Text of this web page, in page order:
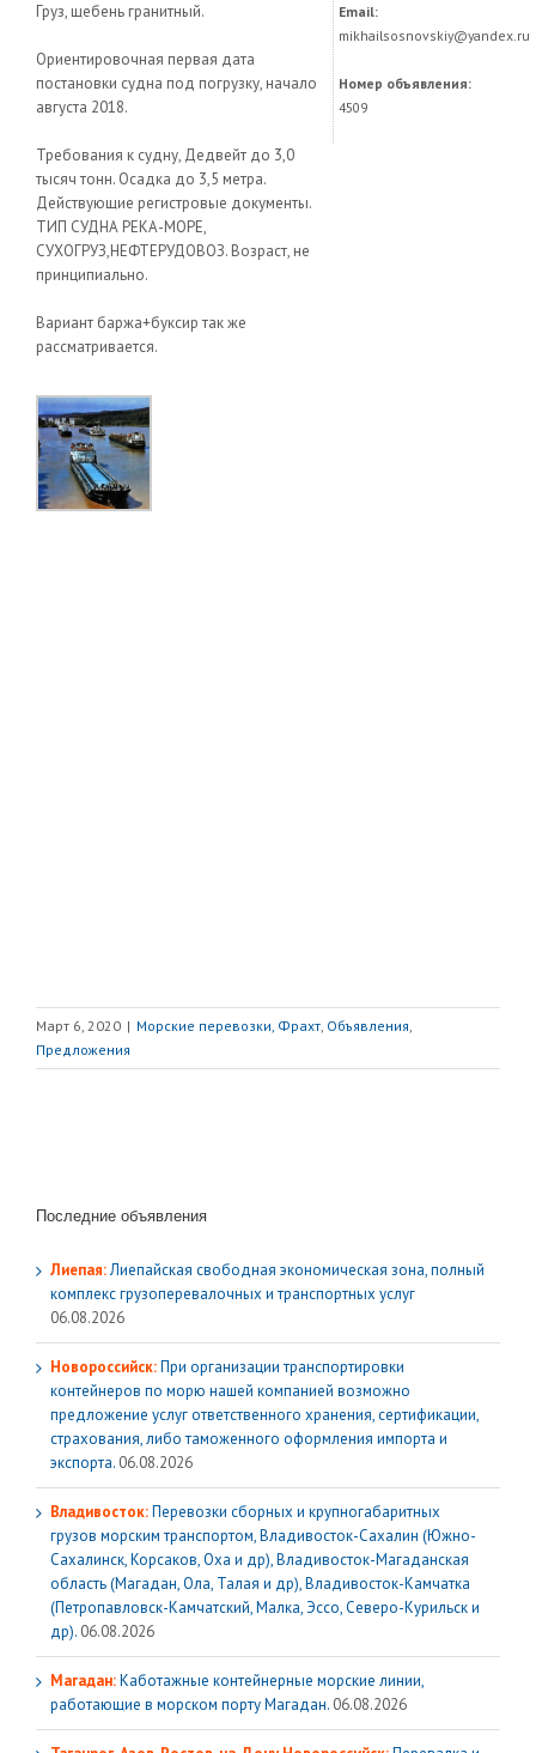
Груз, щебень гранитный.
Ориентировочная первая дата
постановки судна под погрузку, начало
августа 2018.
Требования к судну, Дедвейт до 3,0
тысяч тонн. Осадка до 3,5 метра.
Действующие регистровые документы.
ТИП СУДНА РЕКА-МОРЕ,
СУХОГРУЗ,НЕФТЕРУДОВОЗ. Возраст, не
принципиально.
Вариант баржа+буксир так же
рассматривается.
Email:
mikhailsosnovskiy@yandex.ru
Номер объявления:
4509
Март 6, 2020 | Морские перевозки, Фрахт, Объявления,
Предложения
Последние объявления
Лиепая:Лиепайская свободная экономическая зона, полный
комплекс грузoперевалочных и транспортных услуг
06.08.2026
Новороссийск:При организации транспортировки
контейнеров по морю нашей компанией возможно
предложение услуг ответственного хранения, сертификации,
страхования, либо таможенного оформления импорта и
экспорта. 06.08.2026
Владивосток:Перевозки сборных и крупногабаритных
грузов морским транспортом, Владивосток-Сахалин (Южно-
Сахалинск, Корсаков, Оха и др), Владивосток-Магаданская
область (Магадан, Ола, Талая и др), Владивосток-Камчатка
(Петропавловск-Камчатский, Малка, Эссо, Северо-Курильск и
др). 06.08.2026
Магадан:Каботажные контейнерные морские линии,
работающие в морском порту Магадан. 06.08.2026